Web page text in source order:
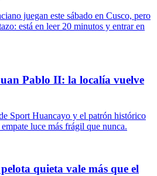
juegan este sábado en Cusco, pero
está en leer 20 minutos y entrar en
Pablo II: la localía vuelve
Sport Huancayo y el patrón histórico
luce más frágil que nunca.
quieta vale más que el